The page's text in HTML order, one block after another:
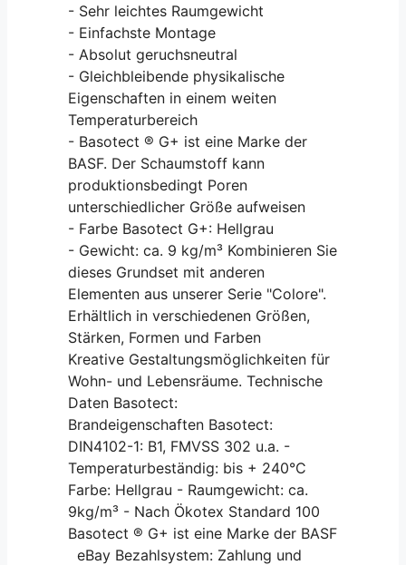
- Sehr leichtes Raumgewicht
- Einfachste Montage
- Absolut geruchsneutral
- Gleichbleibende physikalische
Eigenschaften in einem weiten
Temperaturbereich
- Basotect ® G+ ist eine Marke der
BASF. Der Schaumstoff kann
produktionsbedingt Poren
unterschiedlicher Größe aufweisen
- Farbe Basotect G+: Hellgrau
- Gewicht: ca. 9 kg/m³ Kombinieren Sie
dieses Grundset mit anderen
Elementen aus unserer Serie "Colore".
Erhältlich in verschiedenen Größen,
Stärken, Formen und Farben
Kreative Gestaltungsmöglichkeiten für
Wohn- und Lebensräume. Technische
Daten Basotect:
Brandeigenschaften Basotect:
DIN4102-1: B1, FMVSS 302 u.a. -
Temperaturbeständig: bis + 240°C
Farbe: Hellgrau - Raumgewicht: ca.
9kg/m³ - Nach Ökotex Standard 100
Basotect ® G+ ist eine Marke der BASF
eBay Bezahlsystem: Zahlung und